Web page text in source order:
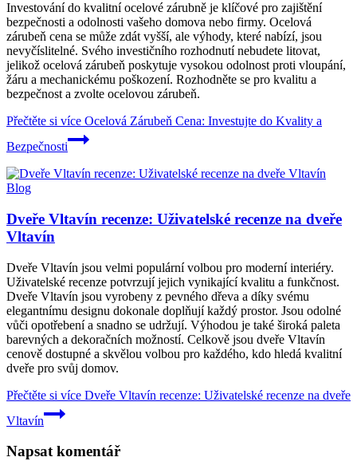
Investování do kvalitní ocelové zárubně je klíčové pro zajištění
bezpečnosti a odolnosti vašeho domova nebo firmy. Ocelová
zárubeň cena se může zdát vyšší, ale výhody, které nabízí, jsou
nevyčíslitelné. Svého investičního rozhodnutí nebudete litovat,
jelikož ocelová zárubeň poskytuje vysokou odolnost proti vloupání,
žáru a mechanickému poškození. Rozhodněte se pro kvalitu a
bezpečnost a zvolte ocelovou zárubeň.
Přečtěte si více Ocelová Zárubeň Cena: Investujte do Kvality a
Bezpečnosti
Blog
Dveře Vltavín recenze: Uživatelské recenze na dveře
Vltavín
Dveře Vltavín jsou velmi populární volbou pro moderní interiéry.
Uživatelské recenze potvrzují jejich vynikající kvalitu a funkčnost.
Dveře Vltavín jsou vyrobeny z pevného dřeva a díky svému
elegantnímu designu dokonale doplňují každý prostor. Jsou odolné
vůči opotřebení a snadno se udržují. Výhodou je také široká paleta
barevných a dekoračních možností. Celkově jsou dveře Vltavín
cenově dostupné a skvělou volbou pro každého, kdo hledá kvalitní
dveře pro svůj domov.
Přečtěte si více Dveře Vltavín recenze: Uživatelské recenze na dveře
Vltavín
Napsat komentář